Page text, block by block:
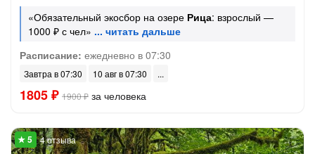
«Обязательный экосбор на озере Рица: взрослый —
1000 ₽ с чел»
Расписание: ежедневно в 07:30
Завтра в 07:30 10 авг в 07:30
1805 ₽ 1900 ₽ за человека
4 отзыва